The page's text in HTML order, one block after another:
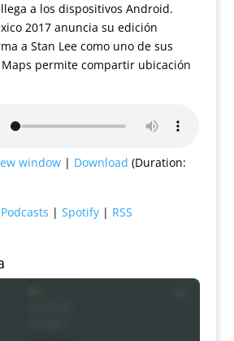
a los dispositivos Android.
2017 anuncia su edición
a Stan Lee como uno de sus
permite compartir ubicación
window| Download (Duration:
| Spotify| RSS